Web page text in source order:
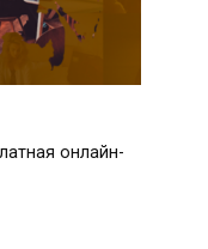
онлайн-